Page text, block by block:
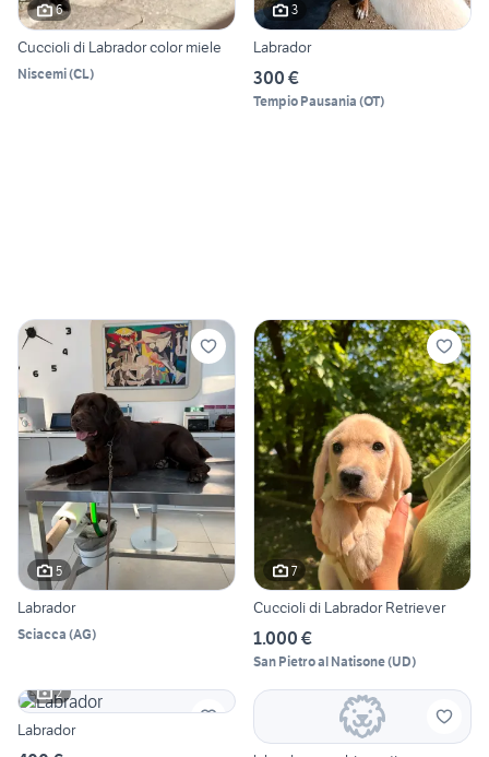
6
Cuccioli di Labrador color miele
Niscemi(CL)
3
Labrador
300 €
Tempio Pausania (OT)
5
Labrador
Sciacca (AG)
7
Cuccioli di Labrador Retriever
1.000 €
San Pietro al Natisone(UD)
2
Labrador